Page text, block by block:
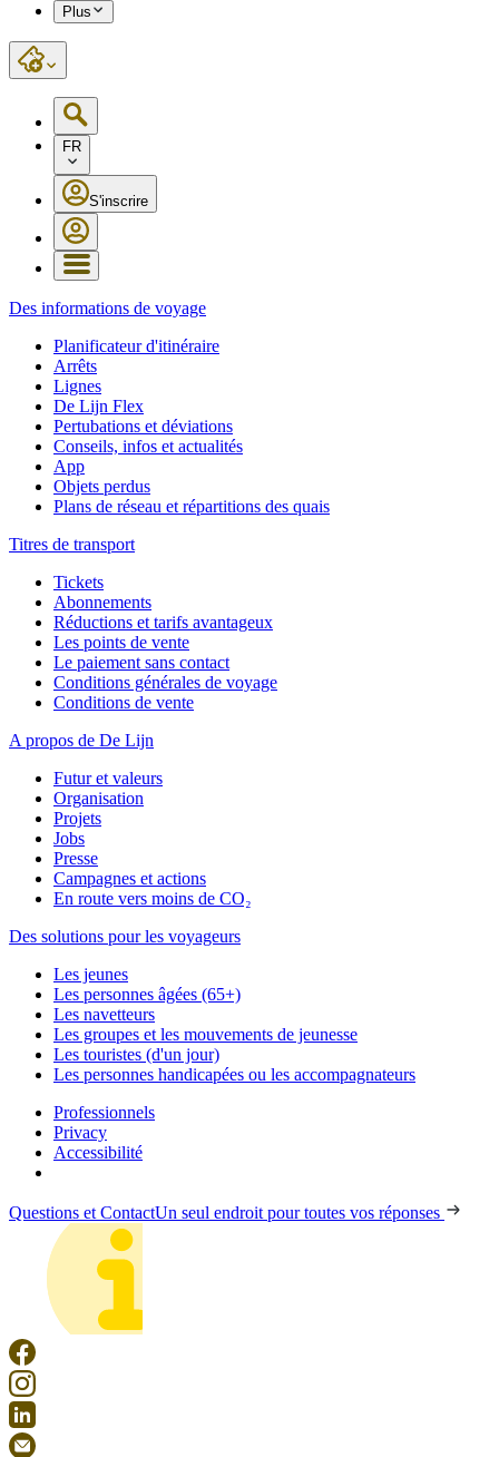
Plus
FR
S'inscrire
Des informations de voyage
Planificateur d'itinéraire
Arrêts
Lignes
De Lijn Flex
Pertubations et déviations
Conseils, infos et actualités
App
Objets perdus
Plans de réseau et répartitions des quais
Titres de transport
Tickets
Abonnements
Réductions et tarifs avantageux
Les points de vente
Le paiement sans contact
Conditions générales de voyage
Conditions de vente
A propos de De Lijn
Futur et valeurs
Organisation
Projets
Jobs
Presse
Campagnes et actions
En route vers moins de CO₂
Des solutions pour les voyageurs
Les jeunes
Les personnes âgées (65+)
Les navetteurs
Les groupes et les mouvements de jeunesse
Les touristes (d'un jour)
Les personnes handicapées ou les accompagnateurs
Professionnels
Privacy
Accessibilité
Questions et ContactUn seul endroit pour toutes vos réponses